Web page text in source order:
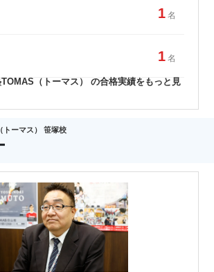
1 名
1 名
（トーマス） の合格実績をもっと見
トーマス） 笹塚校